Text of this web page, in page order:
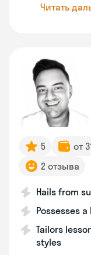
Читать
5 от
2 отзыва
Hails from
Possesses
Tailors
styles